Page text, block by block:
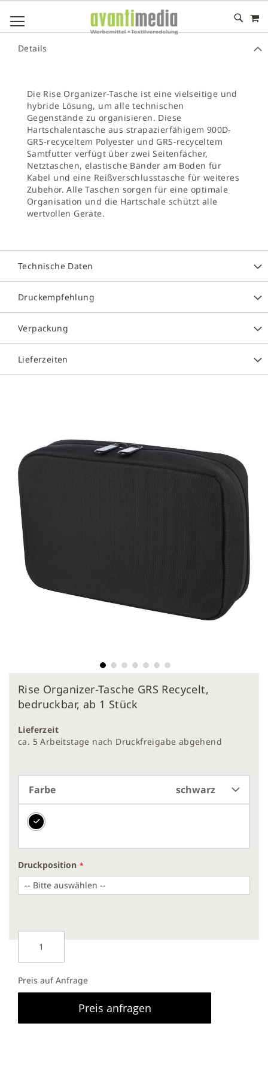
DIREKT
ZUM
# DRÜCKEN SIE DIE EINGABETASTE, UM DIE SUCHE ZU
Bildergalerie
springen
Anfang
der
Rise Organizer-Tasche GRS Recycelt,
bedruckbar, ab 1 Stück
Lieferzeit
ca. 5 Arbeitstage nach Druckfreigabe abgehend
Farbe schwarz
Druckposition
Preis auf Anfrage
Preis anfragen
Details
Die Rise Organizer-Tasche ist eine vielseitige und
hybride Lösung, um alle technischen
Gegenstände zu organisieren. Diese
Hartschalentasche aus strapazierfähigem 900D-
GRS-recyceltem Polyester und GRS-recyceltem
Samtfutter verfügt über zwei Seitenfächer,
Netztaschen, elastische Bänder am Boden für
Kabel und eine Reißverschlusstasche für weiteres
Zubehör. Alle Taschen sorgen für eine optimale
Organisation und die Hartschale schützt alle
wertvollen Geräte.
Technische Daten
Druckempfehlung
Verpackung
Lieferzeiten